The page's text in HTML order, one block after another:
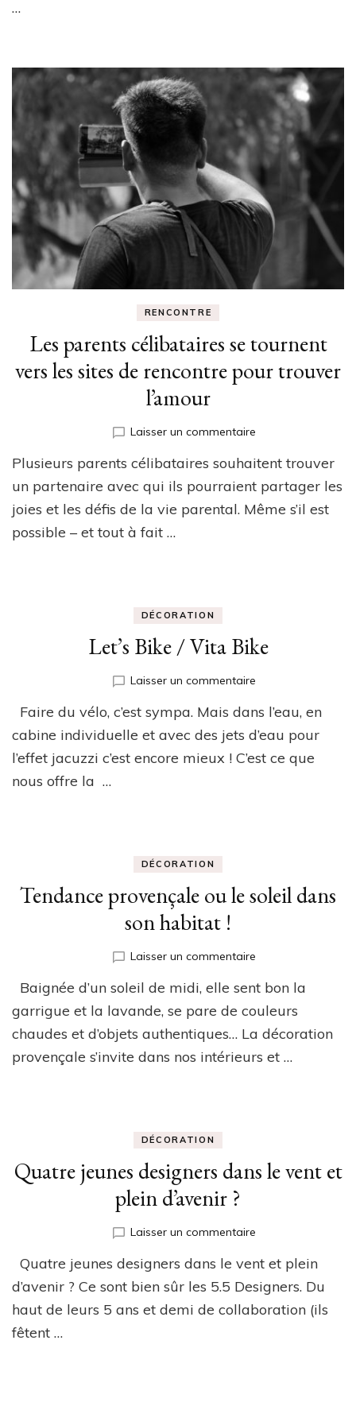
…
RENCONTRE
Les parents célibataires se tournent
vers les sites de rencontre pour trouver
l’amour
Laisser un commentairesur
parents
célibataires
se
tournent
l’amour
Plusieurs parents célibataires souhaitent trouver
un partenaire avec qui ils pourraient partager les
joies et les défis de la vie parental. Même s’il est
possible – et tout à fait …
DÉCORATION
Let’s Bike / Vita Bike
Laisser un commentairesur
Bike
/
Bike
Faire du vélo, c’est sympa. Mais dans l’eau, en
cabine individuelle et avec des jets d’eau pour
l’effet jacuzzi c’est encore mieux ! C’est ce que
nous offre la …
DÉCORATION
Tendance provençale ou le soleil dans
son habitat !
Laisser un commentairesur
provençale
ou
soleil
dans
Baignée d’un soleil de midi, elle sent bon la
garrigue et la lavande, se pare de couleurs
chaudes et d’objets authentiques… La décoration
provençale s’invite dans nos intérieurs et …
DÉCORATION
Quatre jeunes designers dans le vent et
plein d’avenir ?
Laisser un commentairesur
jeunes
designers
dans
le
Quatre jeunes designers dans le vent et plein
d’avenir ? Ce sont bien sûr les 5.5 Designers. Du
haut de leurs 5 ans et demi de collaboration (ils
fêtent …